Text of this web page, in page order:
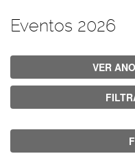
Eventos 2026
VER